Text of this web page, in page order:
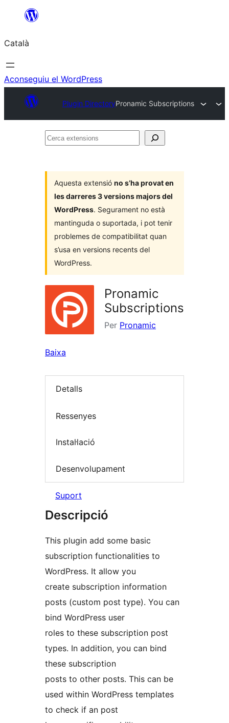
contingut
Català
Aconseguiu el WordPress
Plugin DirectoryPronamic Subscriptions
Cerca
Aquesta extensió no s’ha provat en
les darreres 3 versions majors del
WordPress. Segurament no està
mantinguda o suportada, i pot tenir
problemes de compatibilitat quan
s’usa en versions recents del
WordPress.
Pronamic
Subscriptions
Per Pronamic
Baixa
Detalls
Ressenyes
Instal·lació
Desenvolupament
Suport
Descripció
This plugin add some basic
subscription functionalities to
WordPress. It allow you
create subscription information
posts (custom post type). You can
bind WordPress user
roles to these subscription post
types. In addition, you can bind
these subscription
posts to other posts. This can be
used within WordPress templates
to check if an post